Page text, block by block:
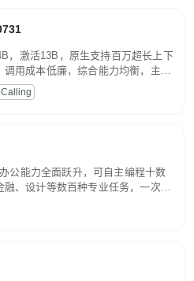
，激活13B，原生支持百万超长上下
用成本低廉，综合能力均衡，主打
话、内容创作、基础 RAG、批量
公能力全面跃升，可自主编程十数
、设计等数百种专业任务，一次对
觉理解贯穿规划、执行与验证全流
语义解析。长程任务中自主规划与